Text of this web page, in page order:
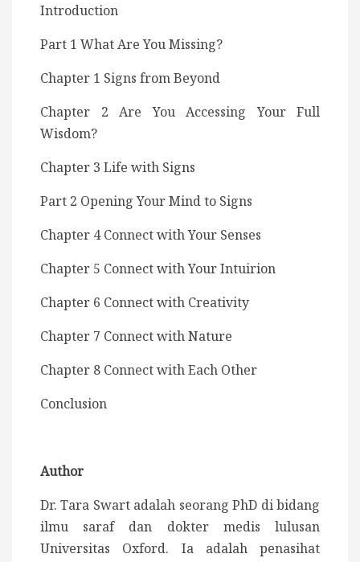
Introduction
Part 1 What Are You Missing?
Chapter 1 Signs from Beyond
Chapter 2 Are You Accessing Your Full
Wisdom?
Chapter 3 Life with Signs
Part 2 Opening Your Mind to Signs
Chapter 4 Connect with Your Senses
Chapter 5 Connect with Your Intuirion
Chapter 6 Connect with Creativity
Chapter 7 Connect with Nature
Chapter 8 Connect with Each Other
Conclusion
Author
Dr. Tara Swart adalah seorang PhD di bidang
ilmu saraf dan dokter medis lulusan
Universitas Oxford. Ia adalah penasihat